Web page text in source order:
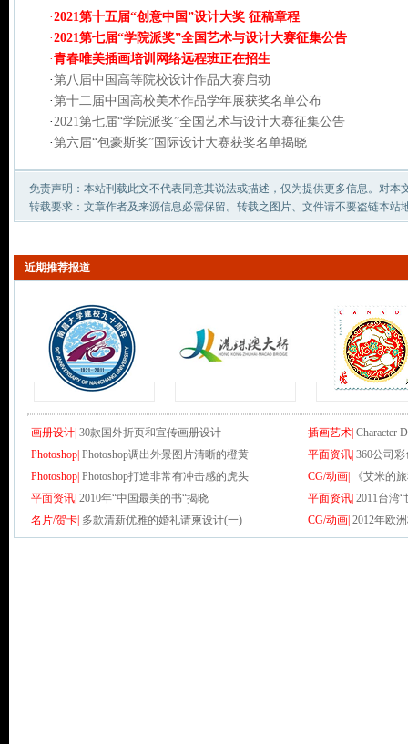
·2021第十五届“创意中国”设计大奖 征稿章程
·2021第七届“学院派奖”全国艺术与设计大赛征集公告
·青春唯美插画培训网络远程班正在招生
·第八届中国高等院校设计作品大赛启动
·第十二届中国高校美术作品学年展获奖名单公布
·2021第七届“学院派奖”全国艺术与设计大赛征集公告
·第六届“包豪斯奖”国际设计大赛获奖名单揭晓
免责声明：本站刊载此文不代表同意其说法或描述，仅为提供更多信息。对本
转载要求：文章作者及来源信息必需保留。转载之图片、文件请不要盗链本站
近期推荐报道
画册设计| 30款国外折页和宣传画册设计 插画艺术| Character
Photoshop| Photoshop调出外景图片清晰的橙黄 平面资讯| 360公司
Photoshop| Photoshop打造非常有冲击感的虎头 CG/动画|
《艾米的
平面资讯| 2010年“中国最美的书“揭晓 平面资讯| 2011台湾
名片/贺卡| 多款清新优雅的婚礼请柬设计(一) CG/动画| 2012年欧